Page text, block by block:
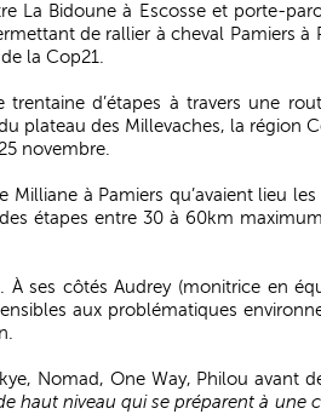
La Bidoune à Escosse et porte-
de rallier à cheval Pamiers à
la Cop21.
d’étapes à travers une
plateau des Millevaches, la région
novembre.
Milliane à Pamiers qu’avaient lieu
étapes entre 30 à 60km
ses côtés Audrey (monitrice en
aux problématiques
Nomad, One Way, Philou avant
haut niveau qui se préparent à une